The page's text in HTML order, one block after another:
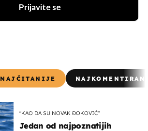
Prijavite se
NAJČITANIJE
"KAO DA SU NOVAK ĐOKOVIĆ"
Jedan od najpoznatijih